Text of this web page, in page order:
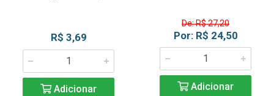
R$ 3,69
Adicionar
De: R$ 27,20
Por: R$ 24,50
Adicionar